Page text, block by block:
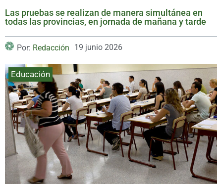
Las pruebas se realizan de manera simultánea en
todas las provincias, en jornada de mañana y tarde
Por: Redacción 19 junio 2026
Educación